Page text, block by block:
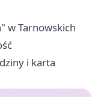
w Tarnowskich
i karta